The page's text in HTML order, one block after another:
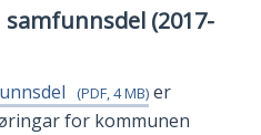
(2017-
(PDF, 4 MB) er
for kommunen